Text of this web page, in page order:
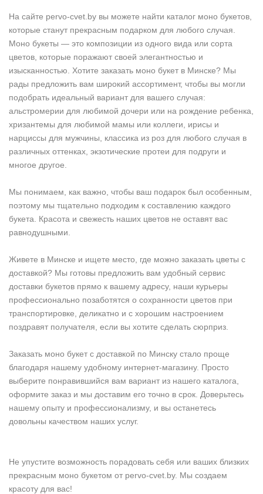
На сайте pervo-cvet.by вы можете найти каталог моно букетов,
которые станут прекрасным подарком для любого случая.
Моно букеты — это композиции из одного вида или сорта
цветов, которые поражают своей элегантностью и
изысканностью. Хотите заказать моно букет в Минске? Мы
рады предложить вам широкий ассортимент, чтобы вы могли
подобрать идеальный вариант для вашего случая:
альстромерии для любимой дочери или на рождение ребенка,
хризантемы для любимой мамы или коллеги, ирисы и
нарциссы для мужчины, классика из роз для любого случая в
различных оттенках, экзотические протеи для подруги и
многое другое.
Мы понимаем, как важно, чтобы ваш подарок был особенным,
поэтому мы тщательно подходим к составлению каждого
букета. Красота и свежесть наших цветов не оставят вас
равнодушными.
Живете в Минске и ищете место, где можно заказать цветы с
доставкой? Мы готовы предложить вам удобный сервис
доставки букетов прямо к вашему адресу, наши курьеры
профессионально позаботятся о сохранности цветов при
транспортировке, деликатно и с хорошим настроением
поздравят получателя, если вы хотите сделать сюрприз.
Заказать моно букет с доставкой по Минску стало проще
благодаря нашему удобному интернет-магазину. Просто
выберите понравившийся вам вариант из нашего каталога,
оформите заказ и мы доставим его точно в срок. Доверьтесь
нашему опыту и профессионализму, и вы останетесь
довольны качеством наших услуг.
Не упустите возможность порадовать себя или ваших близких
прекрасным моно букетом от pervo-cvet.by. Мы создаем
красоту для вас!